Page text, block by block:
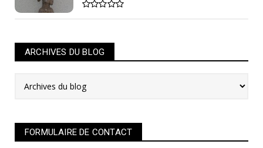
ARCHIVES DU BLOG
FORMULAIRE DE CONTACT